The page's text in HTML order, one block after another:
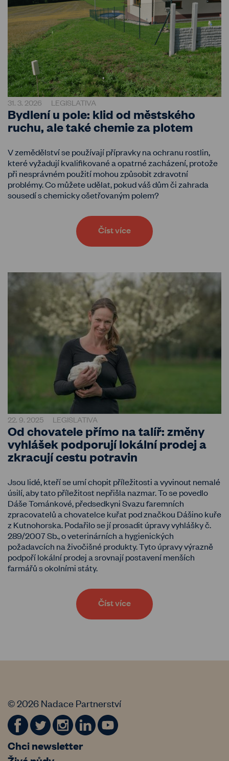
31. 3. 2026 LEGISLATIVA
Bydlení u pole: klid od městského
ruchu, ale také chemie za plotem
V zemědělství se používají přípravky na ochranu rostlin,
které vyžadují kvalifikované a opatrné zacházení, protože
při nesprávném použití mohou způsobit zdravotní
problémy. Co můžete udělat, pokud váš dům či zahrada
sousedí s chemicky ošetřovaným polem?
Číst více
22. 9. 2025 LEGISLATIVA
Od chovatele přímo na talíř: změny
vyhlášek podporují lokální prodej a
zkracují cestu potravin
Jsou lidé, kteří se umí chopit příležitosti a vyvinout nemalé
úsilí, aby tato příležitost nepřišla nazmar. To se povedlo
Dáše Tománkové, předsedkyni Svazu faremních
zpracovatelů a chovatelce kuřat pod značkou Dášino kuře
z Kutnohorska. Podařilo se jí prosadit úpravy vyhlášky č.
289/2007 Sb., o veterinárních a hygienických
požadavcích na živočišné produkty. Tyto úpravy výrazně
podpoří lokální prodej a srovnají postavení menších
farmářů s okolními státy.
Číst více
© 2026 Nadace Partnerství
Chci newsletter